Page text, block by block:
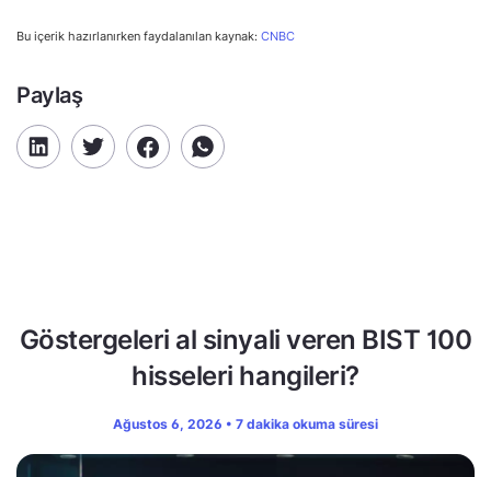
Bu içerik hazırlanırken faydalanılan kaynak: CNBC
Paylaş
Göstergeleri al sinyali veren BIST 100
hisseleri hangileri?
Ağustos 6, 2026 • 7 dakika okuma süresi